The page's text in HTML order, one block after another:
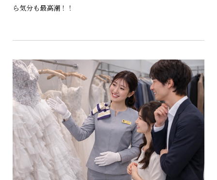
ら気分も最高潮！！